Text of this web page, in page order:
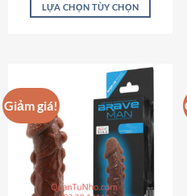
5 sao
LỰA CHỌN TÙY CHỌN
nhiều
biến
thể.
Các
tùy
chọn
Giảm giá!